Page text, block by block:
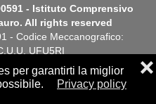
per garantirti la miglior
Privacy policy
❌
- Istituto Comprensivo
All rights reserved
- Codice Meccanografico:
UFU5RI
Accessibilità